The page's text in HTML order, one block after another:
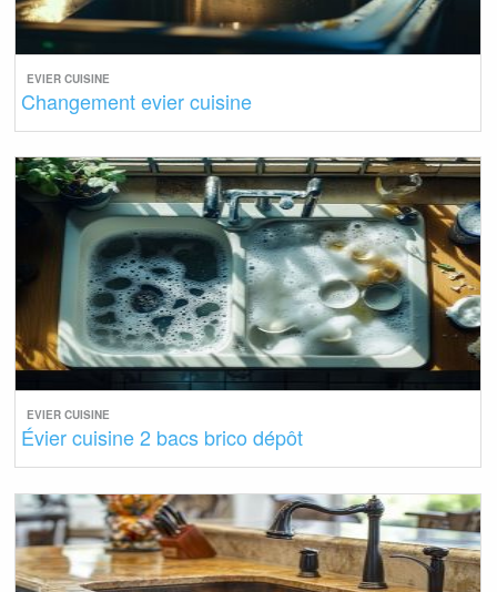
EVIER CUISINE
Changement evier cuisine
EVIER CUISINE
Évier cuisine 2 bacs brico dépôt